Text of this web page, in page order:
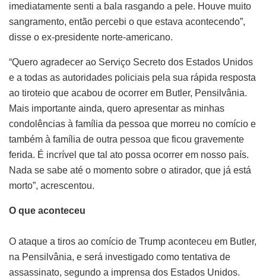
imediatamente senti a bala rasgando a pele. Houve muito
sangramento, então percebi o que estava acontecendo”,
disse o ex-presidente norte-americano.
“Quero agradecer ao Serviço Secreto dos Estados Unidos
e a todas as autoridades policiais pela sua rápida resposta
ao tiroteio que acabou de ocorrer em Butler, Pensilvânia.
Mais importante ainda, quero apresentar as minhas
condolências à família da pessoa que morreu no comício e
também à família de outra pessoa que ficou gravemente
ferida. É incrível que tal ato possa ocorrer em nosso país.
Nada se sabe até o momento sobre o atirador, que já está
morto”, acrescentou.
O que aconteceu
O ataque a tiros ao comício de Trump aconteceu em Butler,
na Pensilvânia, e será investigado como tentativa de
assassinato, segundo a imprensa dos Estados Unidos.